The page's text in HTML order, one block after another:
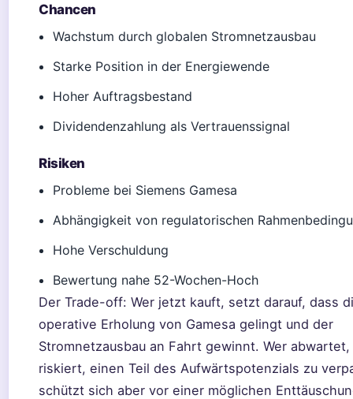
Chancen
Wachstum durch globalen Stromnetzausbau
Starke Position in der Energiewende
Hoher Auftragsbestand
Dividendenzahlung als Vertrauenssignal
Risiken
Probleme bei Siemens Gamesa
Abhängigkeit von regulatorischen
Hohe Verschuldung
Bewertung nahe 52-Wochen-Hoch
Der Trade-off: Wer jetzt kauft, setzt darauf, dass
operative Erholung von Gamesa gelingt und der
Stromnetzausbau an Fahrt gewinnt. Wer abwartet,
riskiert, einen Teil des Aufwärtspotenzials zu
schützt sich aber vor einer möglichen